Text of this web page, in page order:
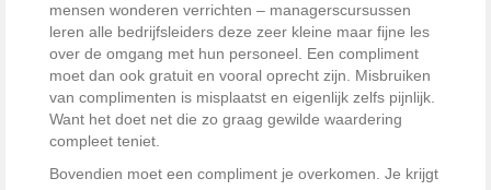
mensen wonderen verrichten – managerscursussen
leren alle bedrijfsleiders deze zeer kleine maar fijne les
over de omgang met hun personeel. Een compliment
moet dan ook gratuit en vooral oprecht zijn. Misbruiken
van complimenten is misplaatst en eigenlijk zelfs pijnlijk.
Want het doet net die zo graag gewilde waardering
compleet teniet.
Bovendien moet een compliment je overkomen. Je krijgt